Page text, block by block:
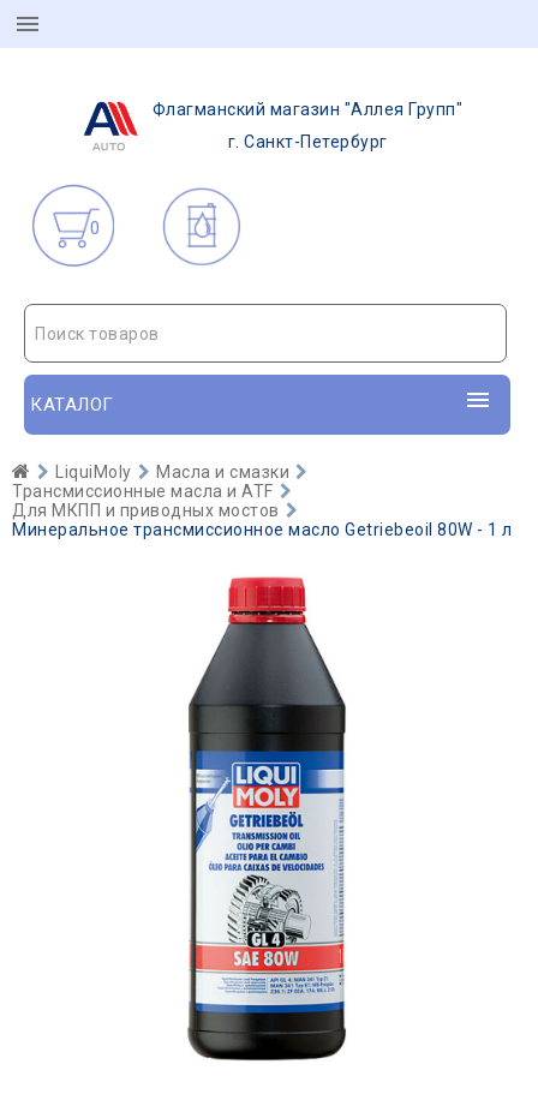
Флагманский магазин "Аллея Групп"
г. Санкт-Петербург
0
Поиск товаров
КАТАЛОГ
LiquiMoly
Масла и смазки
Трансмиссионные масла и ATF
Для МКПП и приводных мостов
Минеральное трансмиссионное масло Getriebeoil 80W - 1 л